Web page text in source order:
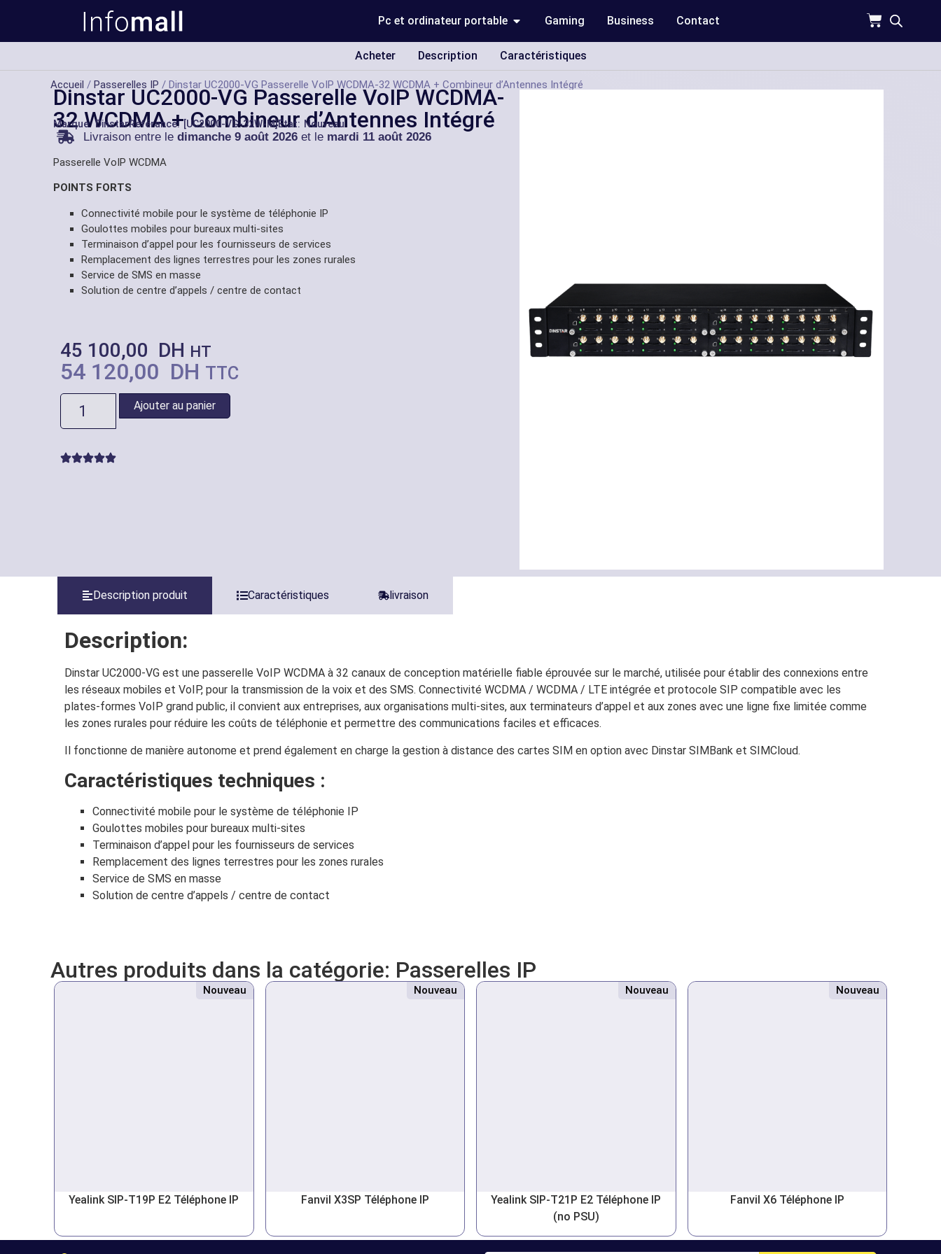
Pc et ordinateur portable Gaming Business Contact
Acheter Description Caractéristiques
Accueil / Passerelles IP / Dinstar UC2000-VG Passerelle VoIP WCDMA-32 WCDMA + Combineur d’Antennes Intégré
Dinstar UC2000-VG Passerelle VoIP WCDMA-
32 WCDMA + Combineur d’Antennes Intégré
Marque:DinstarRéférance: [UC2000-VG-32W-M]État: Nouveau
Livraison entre ledimanche 9 août 2026 et le mardi 11 août 2026
Passerelle VoIP WCDMA
POINTS FORTS
Connectivité mobile pour le système de téléphonie IP
Goulottes mobiles pour bureaux multi-sites
Terminaison d’appel pour les fournisseurs de services
Remplacement des lignes terrestres pour les zones rurales
Service de SMS en masse
Solution de centre d’appels / centre de contact
45 100,00 DH HT
54 120,00 DH TTC
Ajouter au panier
Description produit Caractéristiques livraison
Description:
Dinstar UC2000-VG est une passerelle VoIP WCDMA à 32 canaux de conception matérielle fiable éprouvée sur le marché, utilisée pour établir des connexions entre
les réseaux mobiles et VoIP, pour la transmission de la voix et des SMS. Connectivité WCDMA / WCDMA / LTE intégrée et protocole SIP compatible avec les
plates-formes VoIP grand public, il convient aux entreprises, aux organisations multi-sites, aux terminateurs d’appel et aux zones avec une ligne fixe limitée comme
les zones rurales pour réduire les coûts de téléphonie et permettre des communications faciles et efficaces.
Il fonctionne de manière autonome et prend également en charge la gestion à distance des cartes SIM en option avec Dinstar SIMBank et SIMCloud.
Caractéristiques techniques :
Connectivité mobile pour le système de téléphonie IP
Goulottes mobiles pour bureaux multi-sites
Terminaison d’appel pour les fournisseurs de services
Remplacement des lignes terrestres pour les zones rurales
Service de SMS en masse
Solution de centre d’appels / centre de contact
Autres produits dans la catégorie: Passerelles IP
Nouveau
Yealink SIP-T19P E2 Téléphone IP
Nouveau
Fanvil X3SP Téléphone IP
Nouveau
Yealink SIP-T21P E2 Téléphone IP
(no PSU)
Nouveau
Fanvil X6 Téléphone IP